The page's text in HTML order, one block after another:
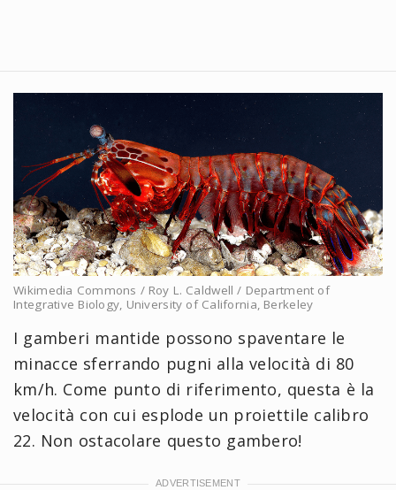
Wikimedia Commons / Roy L. Caldwell / Department of
Integrative Biology, University of California, Berkeley
I gamberi mantide possono spaventare le
minacce sferrando pugni alla velocità di 80
km/h. Come punto di riferimento, questa è la
velocità con cui esplode un proiettile calibro
22. Non ostacolare questo gambero!